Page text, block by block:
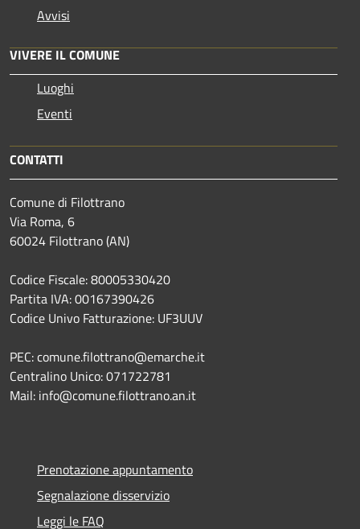
Avvisi
VIVERE IL COMUNE
Luoghi
Eventi
CONTATTI
Comune di Filottrano
Via Roma, 6
60024 Filottrano (AN)
Codice Fiscale: 80005330420
Partita IVA: 00167390426
Codice Univo Fatturazione: UF3UUV
PEC: comune.filottrano@emarche.it
Centralino Unico: 071722781
Mail: info@comune.filottrano.an.it
Prenotazione appuntamento
Segnalazione disservizio
Leggi le FAQ